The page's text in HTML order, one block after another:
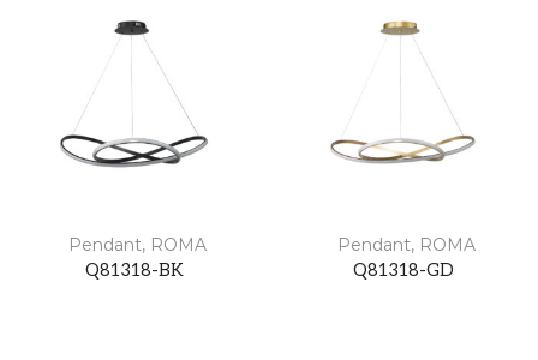
Pendant, ROMA
Q81318-BK
Pendant, ROMA
Q81318-GD